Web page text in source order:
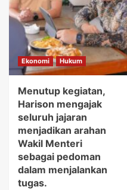
Ekonomi Hukum
Menutup kegiatan,
Harison mengajak
seluruh jajaran
menjadikan arahan
Wakil Menteri
sebagai pedoman
dalam menjalankan
tugas.